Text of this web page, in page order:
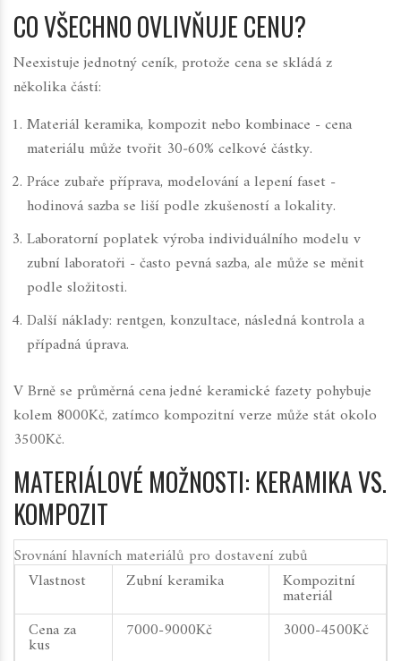
CO VŠECHNO OVLIVŇUJE CENU?
Neexistuje jednotný ceník, protože cena se skládá z
několika částí:
Materiál keramika, kompozit nebo kombinace - cena
materiálu může tvořit 30‑60% celkové částky.
Práce zubaře příprava, modelování a lepení faset -
hodinová sazba se liší podle zkušeností a lokality.
Laboratorní poplatekvýroba individuálního modelu v
zubní laboratoři - často pevná sazba, ale může se měnit
podle složitosti.
Další náklady: rentgen, konzultace, následná kontrola a
případná úprava.
V Brně se průměrná cena jedné keramické fazety pohybuje
kolem 8000Kč, zatímco kompozitní verze může stát okolo
3500Kč.
MATERIÁLOVÉ MOŽNOSTI: KERAMIKA VS.
KOMPOZIT
Srovnání hlavních materiálů pro dostavení zubů
Vlastnost
Zubní keramika Kompozitní
materiál
Cena za
kus
7000-9000Kč
3000-4500Kč